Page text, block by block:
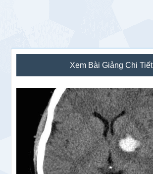
Sidebar
chính
Xem Bài Giảng Chi Tiết